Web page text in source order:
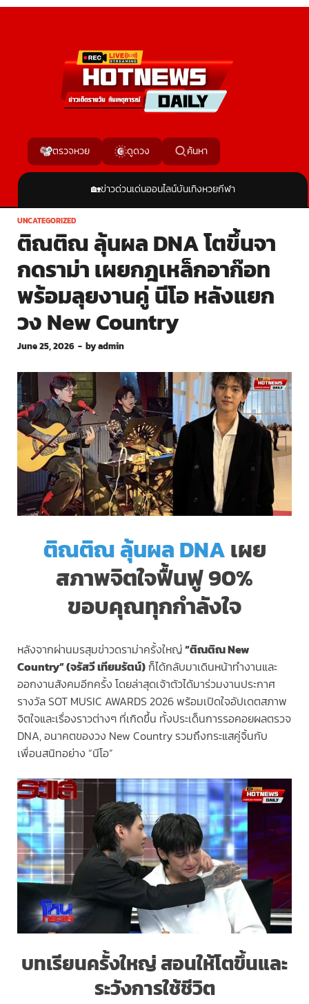
ตรวจหวย ดูดวง ค้นหา
🏡ข่าวด่วนเด่นออนไลน์บันเทิงหวยกีฬา
UNCATEGORIZED
ติณติณ ลุ้นผล DNA โตขึ้นจา
กดราม่า เผยกฎเหล็กอาก๊อท
พร้อมลุยงานคู่ นีโอ หลังแยก
วง New Country
June 25, 2026 - byadmin
ติณติณ ลุ้นผล DNAเผย
สภาพจิตใจฟื้นฟู 90%
ขอบคุณทุกกำลังใจ
หลังจากผ่านมรสุมข่าวดราม่าครั้งใหญ่“ติณติณ New
Country” (จรัสวี เทียมรัตน์)ก็ได้กลับมาเดินหน้าทำงานและ
ออกงานสังคมอีกครั้ง โดยล่าสุดเจ้าตัวได้มาร่วมงานประกาศ
รางวัล SOT MUSIC AWARDS 2026 พร้อมเปิดใจอัปเดตสภาพ
จิตใจและเรื่องราวต่างๆ ที่เกิดขึ้น ทั้งประเด็นการรอคอยผลตรวจ
DNA, อนาคตของวง New Country รวมถึงกระแสคู่จิ้นกับ
เพื่อนสนิทอย่าง “นีโอ”
บทเรียนครั้งใหญ่ สอนให้โตขึ้นและ
ระวังการใช้ชีวิต